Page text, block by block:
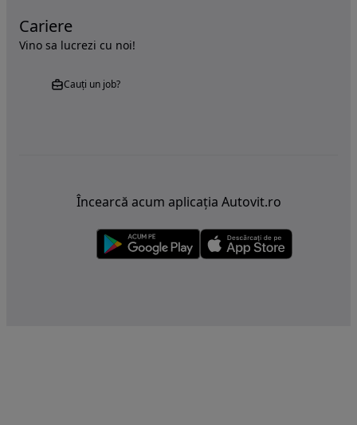
Cariere
Vino sa lucrezi cu noi!
Cauți un job?
Încearcă acum aplicația Autovit.ro